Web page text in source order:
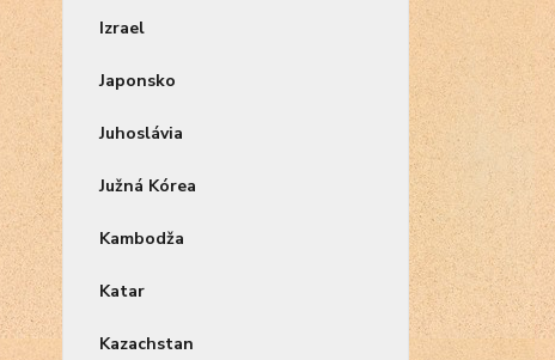
Izrael
Japonsko
Juhoslávia
Južná Kórea
Kambodža
Katar
Kazachstan